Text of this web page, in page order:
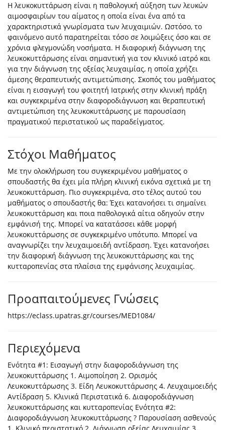
Η λευκοκυττάρωση είναι η παθολογική αύξηση των λευκών
αιμοσφαιρίων του αίματος η οποία είναι ένα από τα
χαρακτηριστικά γνωρίσματα των λευχαιμιών. Ωστόσο, το
φαινόμενο αυτό παρατηρείται τόσο σε λοιμώξεις όσο και σε
χρόνια φλεγμονώδη νοσήματα. Η διαφορική διάγνωση της
λευκοκυττάρωσης είναι σημαντική για τον κλινικό ιατρό και
για την διάγνωση της οξείας λευχαιμίας, η οποία χρήζει
άμεσης θεραπευτικής αντιμετώπισης. Σκοπός του μαθήματος
είναι η εισαγωγή του φοιτητή Ιατρικής στην κλινική πράξη
και συγκεκριμένα στην διαφοροδιάγνωση και θεραπευτική
αντιμετώπιση της λευκοκυττάρωσης με παρουσίαση
πραγματικού περιστατικού ως παραδείγματος.
Στόχοι Μαθήματος
Με την ολοκλήρωση του συγκεκριμένου μαθήματος ο
σπουδαστής θα έχει μία πλήρη κλινική εικόνα σχετικά με τη
λευκοκυττάρωση. Πιο συγκεκριμένα, στο τέλος αυτού του
μαθήματος ο σπουδαστής θα: Έχει κατανοήσει τι σημαίνει
λευκοκυττάρωση και ποια παθολογικά αίτια οδηγούν στην
εμφάνισή της. Μπορεί να κατατάσσει κάθε μορφή
λευκοκυττάρωσης σε συγκεκριμένο υπότυπο. Μπορεί να
αναγνωρίζει την λευχαιμοειδή αντίδραση. Έχει κατανοήσει
την διαφορική διάγνωση της λευκοκυττάρωσης και της
κυτταροπενίας στα πλαίσια της εμφάνισης λευχαιμίας.
Προαπαιτούμενες Γνώσεις
https://eclass.upatras.gr/courses/MED1084/
Περιεχόμενα
Ενότητα #1: Εισαγωγή στην διαφοροδιάγνωση της
λευκοκυττάρωσης 1. Αιμοποίηση 2. Ορισμός
Λευκοκυττάρωσης 3. Είδη Λευκοκυττάρωσης 4. Λευχαιμοειδής
Αντίδραση 5. Κλινικά Περιστατικά 6. Διαφοροδιάγνωση
λευκοκυττάρωσης και κυτταροπενίας Ενότητα #2:
Διαφοροδιάγνωση λευκοκυττάρωσης ? Παρουσίαση ασθενούς